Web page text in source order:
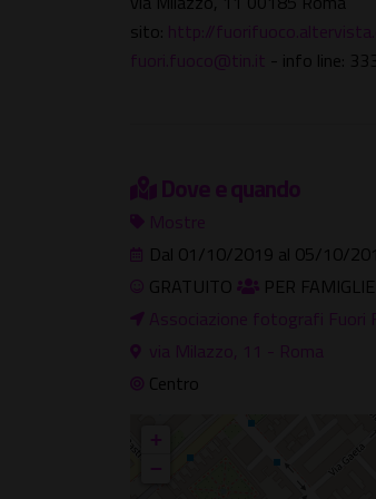
sito: http://
fuori.fuoco@tin.it - info line:
Dove e quando
Mostre
Dal 01/10/2019 al 05/10/
GRATUITO
PER FAMIGLIE
Associazione fotografi Fuori
via Milazzo, 11 - Roma
Centro
+
−